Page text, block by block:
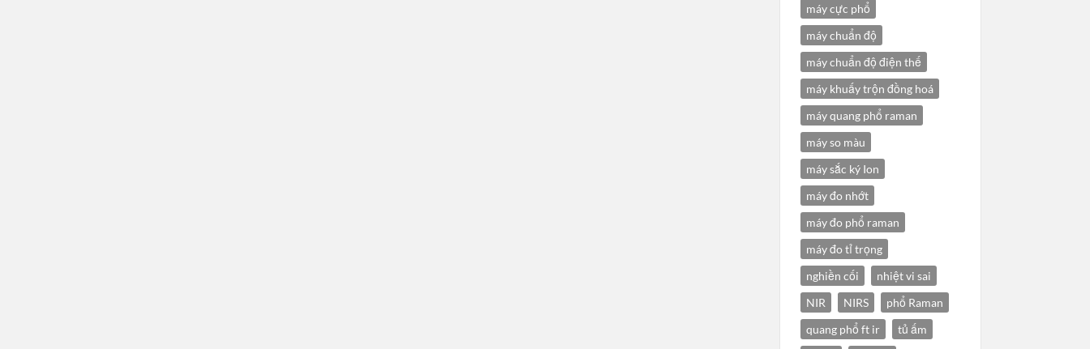
máy cực phổ
máy chuẩn độ
máy chuẩn độ điện thế
máy khuấy trộn đồng hoá
máy quang phổ raman
máy so màu
máy sắc ký Ion
máy đo nhớt
máy đo phổ raman
máy đo tỉ trọng
nghiền cối
nhiệt vi sai
NIR
NIRS
phổ Raman
quang phổ ft ir
tủ ấm